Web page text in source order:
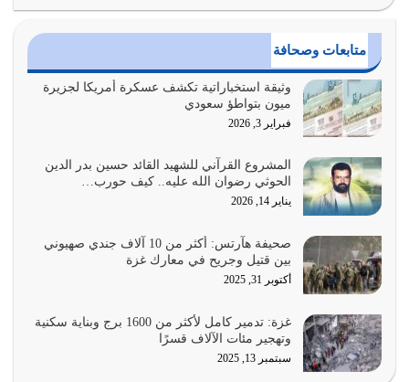
وعد الله تعالى من يُقتل في سبيله بالحياة الأبدية والرزق
والاستبشار والنجاة والخلود في…
يوليو 29, 2026
القرآن الكريم هو أهم مصدر لمعرفة رسول الله معرفة سيرته
معرفة شخصيته معرفة عظمته
يوليو 28, 2026
هل نحن من الصالحين؟ قيِّم نفسك هنا اترك القرآن على أصله
وأعرض نفسك، وأعرض ما لديك على…
يوليو 27, 2026
عندما يكون عدوك هو عدو الله معناه أن تكون نقاط الضعف
فيه كثيرة وسينصرك الله عليه إذا…
يوليو 26, 2026
أراد الله لهذه الأمة ان تكون خير امة أخرجت للناس بالنهوض
متابعات وصحافة
وثيقة استخباراتية تكشف عسكرة أمريكا لجزيرة
ميون بتواطؤ سعودي
فبراير 3, 2026
المشروع القرآني للشهيد القائد حسين بدر الدين
الحوثي رضوان الله عليه.. كيف حورب…
يناير 14, 2026
صحيفة هآرتس: أكثر من 10 آلاف جندي صهيوني
بين قتيل وجريح في معارك غزة
أكتوبر 31, 2025
غزة: تدمير كامل لأكثر من 1600 برج وبناية سكنية
وتهجير مئات الآلاف قسرًا
سبتمبر 13, 2025